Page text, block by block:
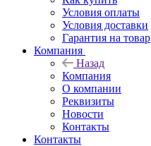
Условия оплаты
Условия доставки
Гарантия на товар
Компания
Назад
Компания
О компании
Реквизиты
Новости
Контакты
Контакты